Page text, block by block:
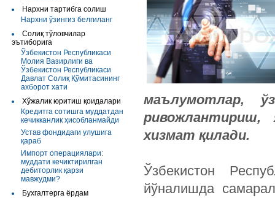
Нархни тартибга солиш
Нархни ўзингиз белгиланг
Солиқ тўловчилар
эътиборига
Ўзбекистон Республикаси
Молия Вазирлиги ва
Ўзбекистон Республикаси
Давлат Солиқ Қўмитасининг
ахборот хати
Хўжалик юритиш қоидалари
Кредитга сотишга муддатдан
кечикканлик ҳисобланмайди
Устав фондидаги улушига
қараб
Импорт операциялари:
муддати кечиктирилган
дебиторлик қарзи
мавжудми?
Бухгалтерга ёрдам
маълумотлар,
ривожлантириш,
хизмат қилади.
Ўзбекистон
йўналишда